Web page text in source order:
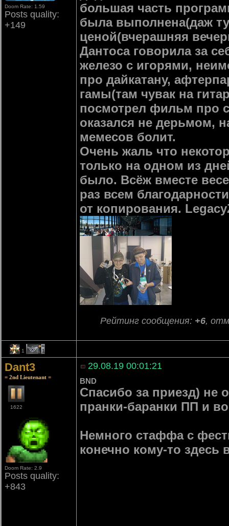
Doom Rate: 1.59
Posts quality:
+149
большая часть
была выполнена(даж
ценой(вчерашняя
Дантоса говорила за
железо с игорями,
про дайкатану,
гамы(там чувак на
посмотрел фильм про
оказался не дерьмом,
мемесов болит.
Очень жаль что
только на одном из
было. Всёж вместе
раз всем
от копирования.
Рейтинг сообщения: +6,
1 1
Dant3
= 2nd Lieutenant =
1622
Doom Rate: 2.9
Posts quality:
+843
29.08.19 00:01:21
BND
Спасибо за приезд) не
пранки-баранки ПП и
Немного стаффа с
конечно кому-то здесь